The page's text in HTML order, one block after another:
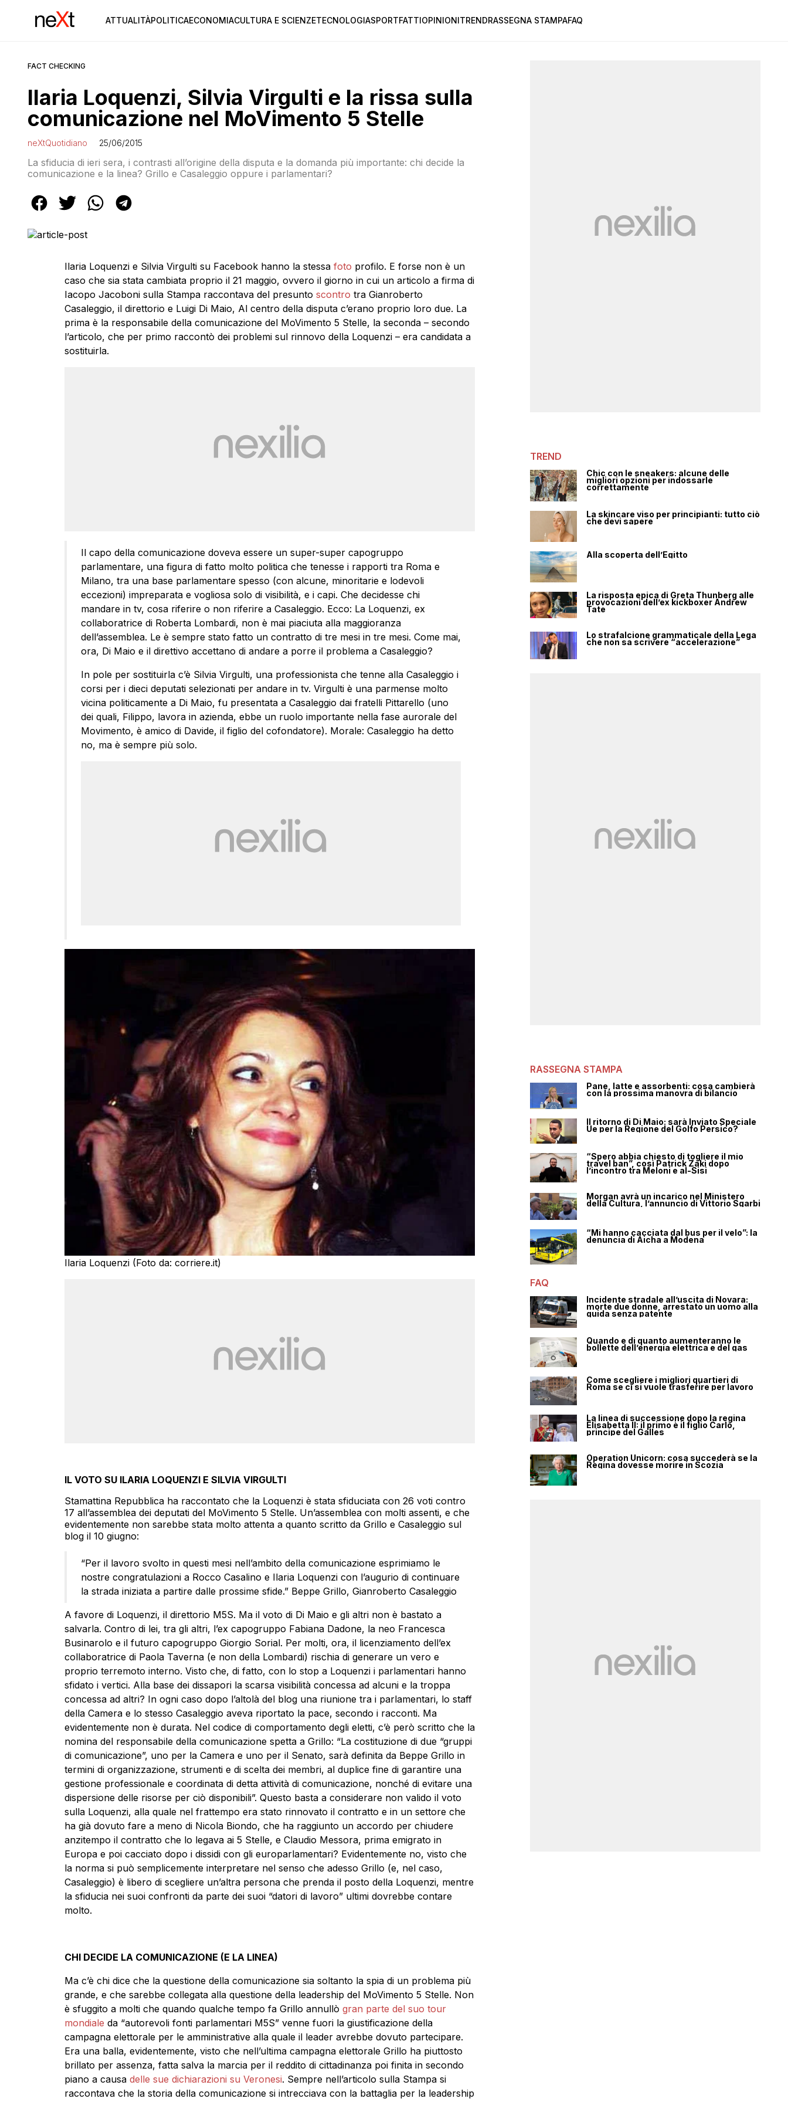
ATTUALITÀPOLITICAECONOMIACULTURA E SCIENZETECNOLOGIASPORTFATTIOPINIONITRENDRASSEGNA STAMPAFAQ
FACT CHECKING
Ilaria Loquenzi, Silvia Virgulti e la rissa sulla
comunicazione nel MoVimento 5 Stelle
neXtQuotidiano 25/06/2015
La sfiducia di ieri sera, i contrasti all’origine della disputa e la domanda più importante: chi decide la
comunicazione e la linea? Grillo e Casaleggio oppure i parlamentari?
Ilaria Loquenzi e Silvia Virgulti su Facebook hanno la stessa foto profilo. E forse non è un
caso che sia stata cambiata proprio il 21 maggio, ovvero il giorno in cui un articolo a firma di
Iacopo Jacoboni sulla Stampa raccontava del presunto scontro tra Gianroberto
Casaleggio, il direttorio e Luigi Di Maio, Al centro della disputa c’erano proprio loro due. La
prima è la responsabile della comunicazione del MoVimento 5 Stelle, la seconda – secondo
l’articolo, che per primo raccontò dei problemi sul rinnovo della Loquenzi – era candidata a
sostituirla.
Il capo della comunicazione doveva essere un super-super capogruppo
parlamentare, una figura di fatto molto politica che tenesse i rapporti tra Roma e
Milano, tra una base parlamentare spesso (con alcune, minoritarie e lodevoli
eccezioni) impreparata e vogliosa solo di visibilità, e i capi. Che decidesse chi
mandare in tv, cosa riferire o non riferire a Casaleggio. Ecco: La Loquenzi, ex
collaboratrice di Roberta Lombardi, non è mai piaciuta alla maggioranza
dell’assemblea. Le è sempre stato fatto un contratto di tre mesi in tre mesi. Come mai,
ora, Di Maio e il direttivo accettano di andare a porre il problema a Casaleggio?
In pole per sostituirla c’è Silvia Virgulti, una professionista che tenne alla Casaleggio i
corsi per i dieci deputati selezionati per andare in tv. Virgulti è una parmense molto
vicina politicamente a Di Maio, fu presentata a Casaleggio dai fratelli Pittarello (uno
dei quali, Filippo, lavora in azienda, ebbe un ruolo importante nella fase aurorale del
Movimento, è amico di Davide, il figlio del cofondatore). Morale: Casaleggio ha detto
no, ma è sempre più solo.
Ilaria Loquenzi (Foto da: corriere.it)
IL VOTO SU ILARIA LOQUENZI E SILVIA VIRGULTI
Stamattina Repubblica ha raccontato che la Loquenzi è stata sfiduciata con 26 voti contro
17 all’assemblea dei deputati del MoVimento 5 Stelle. Un’assemblea con molti assenti, e che
evidentemente non sarebbe stata molto attenta a quanto scritto da Grillo e Casaleggio sul
blog il 10 giugno:
“Per il lavoro svolto in questi mesi nell’ambito della comunicazione esprimiamo le
nostre congratulazioni a Rocco Casalino e Ilaria Loquenzi con l’augurio di continuare
la strada iniziata a partire dalle prossime sfide.” Beppe Grillo, Gianroberto Casaleggio
A favore di Loquenzi, il direttorio M5S. Ma il voto di Di Maio e gli altri non è bastato a
salvarla. Contro di lei, tra gli altri, l’ex capogruppo Fabiana Dadone, la neo Francesca
Businarolo e il futuro capogruppo Giorgio Sorial. Per molti, ora, il licenziamento dell’ex
collaboratrice di Paola Taverna (e non della Lombardi) rischia di generare un vero e
proprio terremoto interno. Visto che, di fatto, con lo stop a Loquenzi i parlamentari hanno
sfidato i vertici. Alla base dei dissapori la scarsa visibilità concessa ad alcuni e la troppa
concessa ad altri? In ogni caso dopo l’altolà del blog una riunione tra i parlamentari, lo staff
della Camera e lo stesso Casaleggio aveva riportato la pace, secondo i racconti. Ma
evidentemente non è durata. Nel codice di comportamento degli eletti, c’è però scritto che la
nomina del responsabile della comunicazione spetta a Grillo: “La costituzione di due “gruppi
di comunicazione”, uno per la Camera e uno per il Senato, sarà definita da Beppe Grillo in
termini di organizzazione, strumenti e di scelta dei membri, al duplice fine di garantire una
gestione professionale e coordinata di detta attività di comunicazione, nonché di evitare una
dispersione delle risorse per ciò disponibili”. Questo basta a considerare non valido il voto
sulla Loquenzi, alla quale nel frattempo era stato rinnovato il contratto e in un settore che
ha già dovuto fare a meno di Nicola Biondo, che ha raggiunto un accordo per chiudere
anzitempo il contratto che lo legava ai 5 Stelle, e Claudio Messora, prima emigrato in
Europa e poi cacciato dopo i dissidi con gli europarlamentari? Evidentemente no, visto che
la norma si può semplicemente interpretare nel senso che adesso Grillo (e, nel caso,
Casaleggio) è libero di scegliere un’altra persona che prenda il posto della Loquenzi, mentre
la sfiducia nei suoi confronti da parte dei suoi “datori di lavoro” ultimi dovrebbe contare
molto.
CHI DECIDE LA COMUNICAZIONE (E LA LINEA)
Ma c’è chi dice che la questione della comunicazione sia soltanto la spia di un problema più
grande, e che sarebbe collegata alla questione della leadership del MoVimento 5 Stelle. Non
è sfuggito a molti che quando qualche tempo fa Grillo annullò gran parte del suo tour
mondiale da “autorevoli fonti parlamentari M5S” venne fuori la giustificazione della
campagna elettorale per le amministrative alla quale il leader avrebbe dovuto partecipare.
Era una balla, evidentemente, visto che nell’ultima campagna elettorale Grillo ha piuttosto
brillato per assenza, fatta salva la marcia per il reddito di cittadinanza poi finita in secondo
piano a causadelle sue dichiarazioni su Veronesi. Sempre nell’articolo sulla Stampa si
raccontava che la storia della comunicazione si intrecciava con la battaglia per la leadership
TREND
Chic con le sneakers: alcune delle
migliori opzioni per indossarle
correttamente
La skincare viso per principianti: tutto ciò
che devi sapere
Alla scoperta dell’Egitto
La risposta epica di Greta Thunberg alle
provocazioni dell’ex kickboxer Andrew
Tate
Lo strafalcione grammaticale della Lega
che non sa scrivere “accelerazione”
RASSEGNA STAMPA
Pane, latte e assorbenti: cosa cambierà
con la prossima manovra di bilancio
Il ritorno di Di Maio: sarà Inviato Speciale
Ue per la Regione del Golfo Persico?
“Spero abbia chiesto di togliere il mio
travel ban”, così Patrick Zaki dopo
l’incontro tra Meloni e al-Sisi
Morgan avrà un incarico nel Ministero
della Cultura, l’annuncio di Vittorio Sgarbi
“Mi hanno cacciata dal bus per il velo”: la
denuncia di Aicha a Modena
FAQ
Incidente stradale all’uscita di Novara:
morte due donne, arrestato un uomo alla
guida senza patente
Quando e di quanto aumenteranno le
bollette dell’energia elettrica e del gas
Come scegliere i migliori quartieri di
Roma se ci si vuole trasferire per lavoro
La linea di successione dopo la regina
Elisabetta II: il primo è il figlio Carlo,
principe del Galles
Operation Unicorn: cosa succederà se la
Regina dovesse morire in Scozia